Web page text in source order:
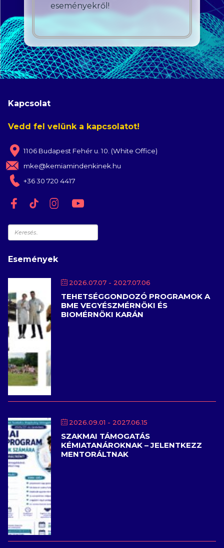
eseményekről!
Kapcsolat
Vedd fel velünk a kapcsolatot!
1106 Budapest Fehér u. 10. (White Office)
mke@kemiamindenkinek.hu
+36 30 720 4417
Keresés
Események
2026.07.07 - 2027.07.06
TEHETSÉGGONDOZÓ PROGRAMOK A
BME VEGYÉSZMÉRNÖKI ÉS
BIOMÉRNÖKI KARÁN
2026.09.01 - 2027.06.15
SZAKMAI TÁMOGATÁS
KÉMIATANÁROKNAK – JELENTKEZZ
MENTORÁLTNAK